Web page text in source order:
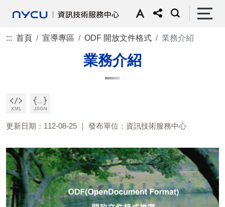
::: 首頁 宣導專區 ODF 開放文件格式 業務介紹
業務介紹
更新日期：112-08-25 發布單位：資訊技術服務中心